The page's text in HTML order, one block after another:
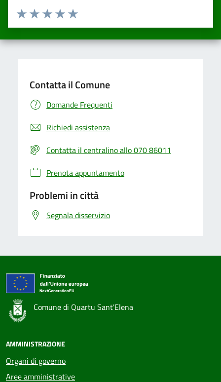
Valuta da 1 a 5 stelle la pagina
Valuta 5 stelle su 5
Valuta 4 stelle su 5
Valuta 3 stelle su 5
Valuta 2 stelle su 5
Valuta una stella su 5
Contatta il Comune
Domande Frequenti
Richiedi assistenza
Contatta il centralino allo 070 86011
Prenota appuntamento
Problemi in città
Segnala disservizio
Comune di Quartu Sant'Elena
AMMINISTRAZIONE
Organi di governo
Aree amministrative